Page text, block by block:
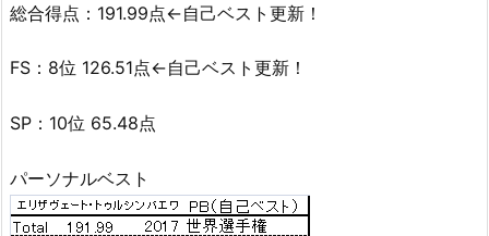
総合得点：191.99点←自己ベスト更新！
FS：8位 126.51点←自己ベスト更新！
SP：10位 65.48点
パーソナルベスト